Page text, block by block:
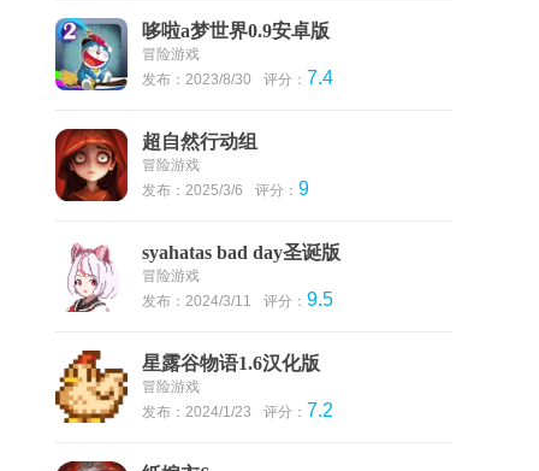
哆啦a梦世界0.9安卓版
冒险游戏
发布：2023/8/30
评分： 7.4
超自然行动组
冒险游戏
发布：2025/3/6
评分： 9
syahatas bad day圣诞版
冒险游戏
发布：2024/3/11
评分： 9.5
星露谷物语1.6汉化版
冒险游戏
发布：2024/1/23
评分： 7.2